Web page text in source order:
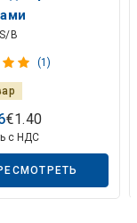
B
(1)
€1.40
с НДС